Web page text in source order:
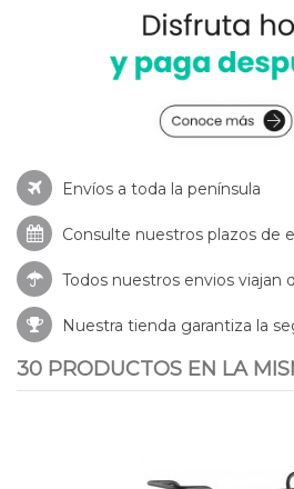
Envíos a toda la península
Consulte nuestros plazos de
Todos nuestros envios viajan
Nuestra tienda garantiza la
30 PRODUCTOS EN LA